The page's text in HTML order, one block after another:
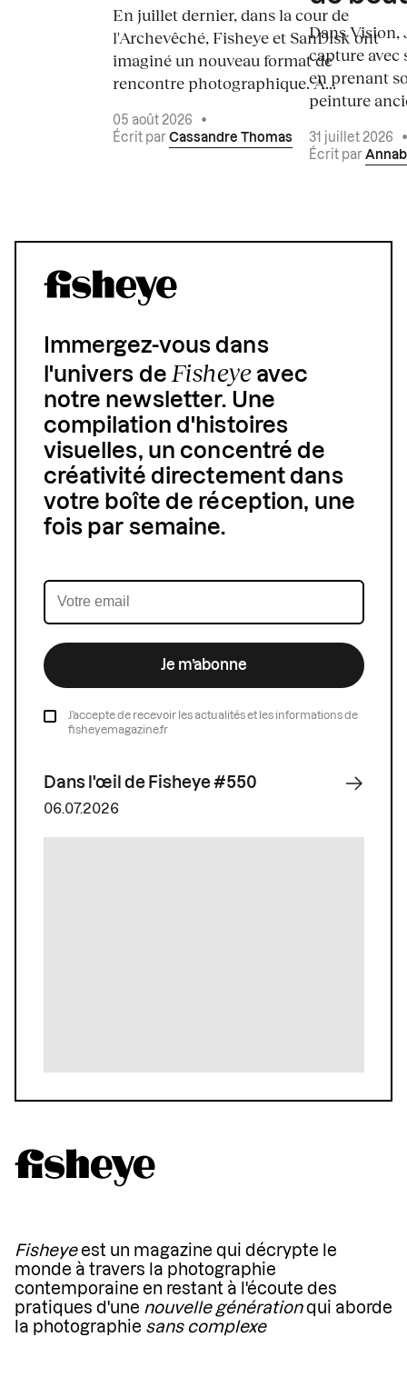
En juillet dernier, dans la cour de
l'Archevêché, Fisheye et SanDisk ont
imaginé un nouveau format de
rencontre photographique. À...
05 août 2026
•
Écrit par Cassandre Thomas
Dans
capture avec
en prenant
peinture
31 juillet 2026
Écrit par
Immergez-vous dans
l'univers deFisheyeavec
notre newsletter. Une
compilation d'histoires
visuelles, un concentré de
créativité directement dans
votre boîte de réception, une
fois par semaine.
Je m’abonne
J’accepte de recevoir les actualités et les informations de
fisheyemagazine.fr
Dans l'œil de Fisheye #550
06.07.2026
Fisheyeest un magazine qui décrypte le
monde à travers la photographie
contemporaine en restant à l'écoute des
pratiques d'une nouvelle générationqui aborde
la photographie sans complexe